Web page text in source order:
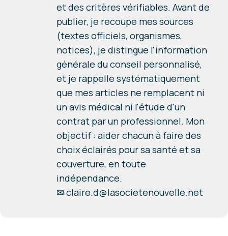
et des critères vérifiables. Avant de
publier, je recoupe mes sources
(textes officiels, organismes,
notices), je distingue l'information
générale du conseil personnalisé,
et je rappelle systématiquement
que mes articles ne remplacent ni
un avis médical ni l'étude d'un
contrat par un professionnel. Mon
objectif : aider chacun à faire des
choix éclairés pour sa santé et sa
couverture, en toute
indépendance.
✉ claire.d@lasocietenouvelle.net